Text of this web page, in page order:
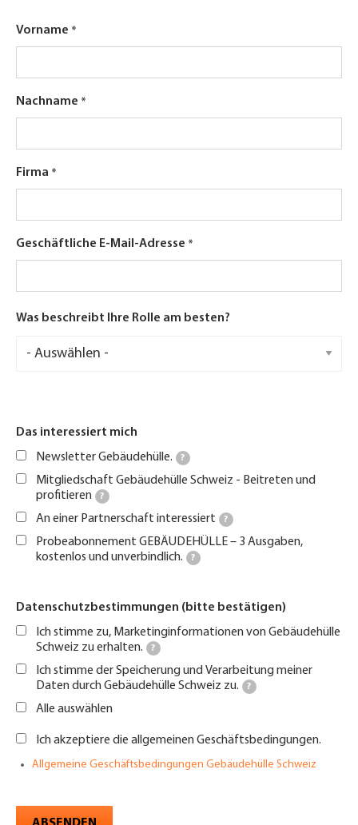
Vorname
Nachname
Firma
Geschäftliche E-Mail-Adresse
Was beschreibt Ihre Rolle am besten?
beschreibt
Das interessiert mich
Newsletter Gebäudehülle.
?
Mitgliedschaft Gebäudehülle Schweiz - Beitreten und
profitieren
?
An einer Partnerschaft interessiert ?
Probeabonnement GEBÄUDEHÜLLE – 3 Ausgaben,
kostenlos und unverbindlich.
?
Datenschutzbestimmungen (bitte bestätigen)
Ich stimme zu, Marketinginformationen von Gebäudehülle
Schweiz zu erhalten.
?
Ich stimme der Speicherung und Verarbeitung meiner
Daten durch Gebäudehülle Schweiz zu.
?
Alle auswählen
Ich akzeptiere die allgemeinen Geschäftsbedingungen.
Allgemeine Geschäftsbedingungen Gebäudehülle Schweiz